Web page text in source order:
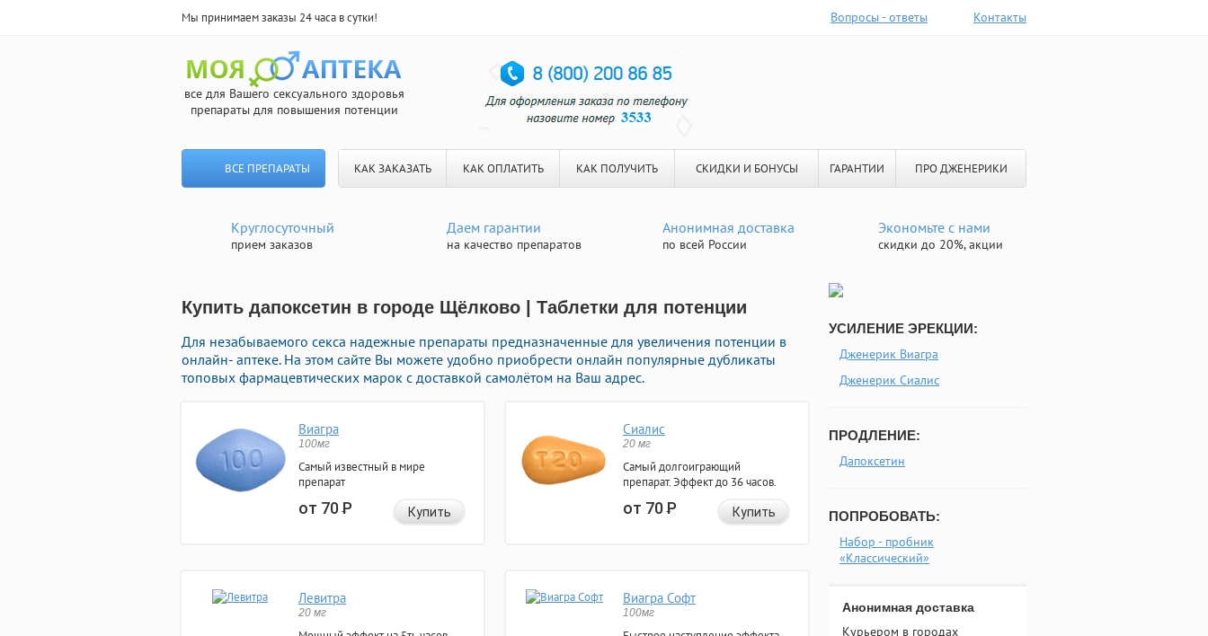
Мы принимаем заказы 24 часа в сутки! Вопросы - ответы Контакты
все для Вашего сексуального здоровья
препараты для повышения потенции
ВСЕ ПРЕПАРАТЫ КАК ЗАКАЗАТЬ КАК ОПЛАТИТЬ КАК ПОЛУЧИТЬ СКИДКИ И БОНУСЫ ГАРАНТИИ ПРО ДЖЕНЕРИКИ
Круглосуточный
прием заказов
Даем гарантии
на качество препаратов
Анонимная доставка
по всей России
Экономьте с нами
скидки до 20%, акции
Купить дапоксетин в городе Щёлково | Таблетки для потенции
Для незабываемого секса надежные препараты предназначенные для увеличения потенции в
онлайн- аптеке. На этом сайте Вы можете удобно приобрести онлайн популярные дубликаты
топовых фармацевтических марок с доставкой самолётом на Ваш адрес.
Виагра
100мг
Самый известный в мире
препарат
от 70Р Купить
Сиалис
20 мг
Самый долгоиграющий
препарат. Эффект до 36 часов.
от 70Р Купить
Левитра
20 мг
Виагра Софт
100мг
УСИЛЕНИЕ ЭРЕКЦИИ:
Дженерик Виагра
Дженерик Сиалис
ПРОДЛЕНИЕ:
Дапоксетин
ПОПРОБОВАТЬ:
Набор - пробник
«Классический»
Анонимная доставка
Курьером в городах